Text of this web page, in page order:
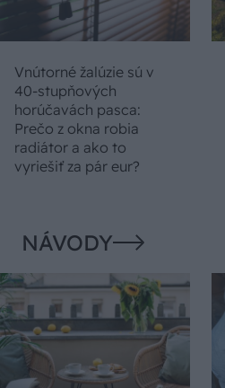
Vnútorné žalúzie sú v
40-stupňových
horúčavách pasca:
Prečo z okna robia
radiátor a ako to
vyriešiť za pár eur?
NÁVODY